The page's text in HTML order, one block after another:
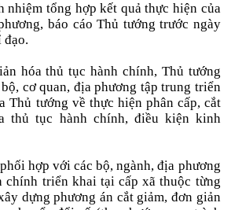
nhiệm tổng hợp kết quả thực hiện của
báo cáo Thủ tướng trước ngày
đạo.
hóa thủ tục hành chính, Thủ tướng
cơ quan, địa phương tập trung triển
Thủ tướng về thực hiện phân cấp, cắt
thủ tục hành chính, điều kiện kinh
hợp với các bộ, ngành, địa phương
chính triển khai tại cấp xã thuộc từng
dựng phương án cắt giảm, đơn giản